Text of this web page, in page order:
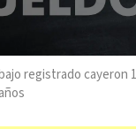
registrado cayeron